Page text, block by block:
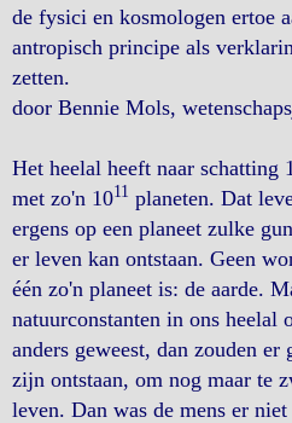
de fysici en kosmologen ertoe
antropisch principe als
zetten.
door Bennie Mols,
Het heelal heeft naar schatting
met zo'n 1011 planeten. Dat
ergens op een planeet zulke
er leven kan ontstaan. Geen
één zo'n planeet is: de aarde.
natuurconstanten in ons heelal
anders geweest, dan zouden er
zijn ontstaan, om nog maar te
leven. Dan was de mens er